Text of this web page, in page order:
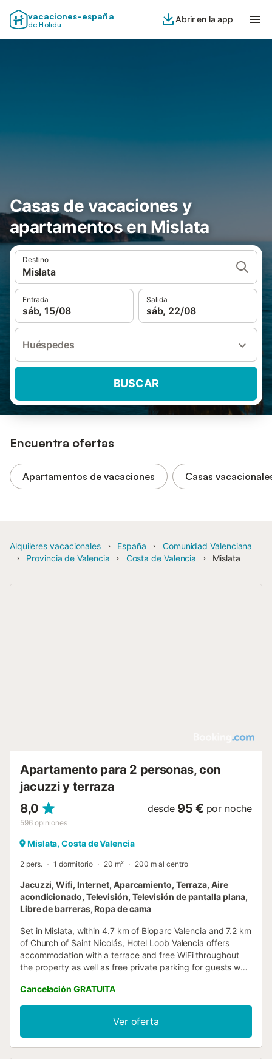
vacaciones-españa
de Holidu
Abrir en la app
Casas de vacaciones y
apartamentos en Mislata
Destino
Mislata
Entrada
sáb, 15/08
Salida
sáb, 22/08
Huéspedes
BUSCAR
Encuentra ofertas
Apartamentos de vacaciones Casas
Alquileres vacacionales España
Comunidad Valenciana
Provincia de Valencia
Costa de Valencia Mislata
Apartamento para 2 personas, con
jacuzzi y terraza
8,0
596 opiniones
desde 95 € por noche
Mislata, Costa de Valencia
2 pers. 1 dormitorio 20 m² 200 m al centro
Jacuzzi, Wifi, Internet, Aparcamiento, Terraza, Aire
acondicionado, Televisión, Televisión de pantalla plana,
Libre de barreras, Ropa de cama
Set in Mislata, within 4.7 km of Bioparc Valencia and 7.2 km
of Church of Saint Nicolás, Hotel Loob Valencia offers
accommodation with a terrace and free WiFi throughout
the property as well as free private parking for guests who
Cancelación GRATUITA
Ver oferta